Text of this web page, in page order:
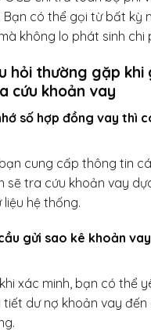
Bạn có thể gọi từ bất kỳ
không lo phát sinh chi
hỏi thường gặp
cứu khoản vay
số hợp đồng vay thì
cung cấp thông tin
sẽ tra cứu khoản vay
hệ thống.
gửi sao kê khoản
xác minh, bạn có thể
tiết dư nợ khoản vay